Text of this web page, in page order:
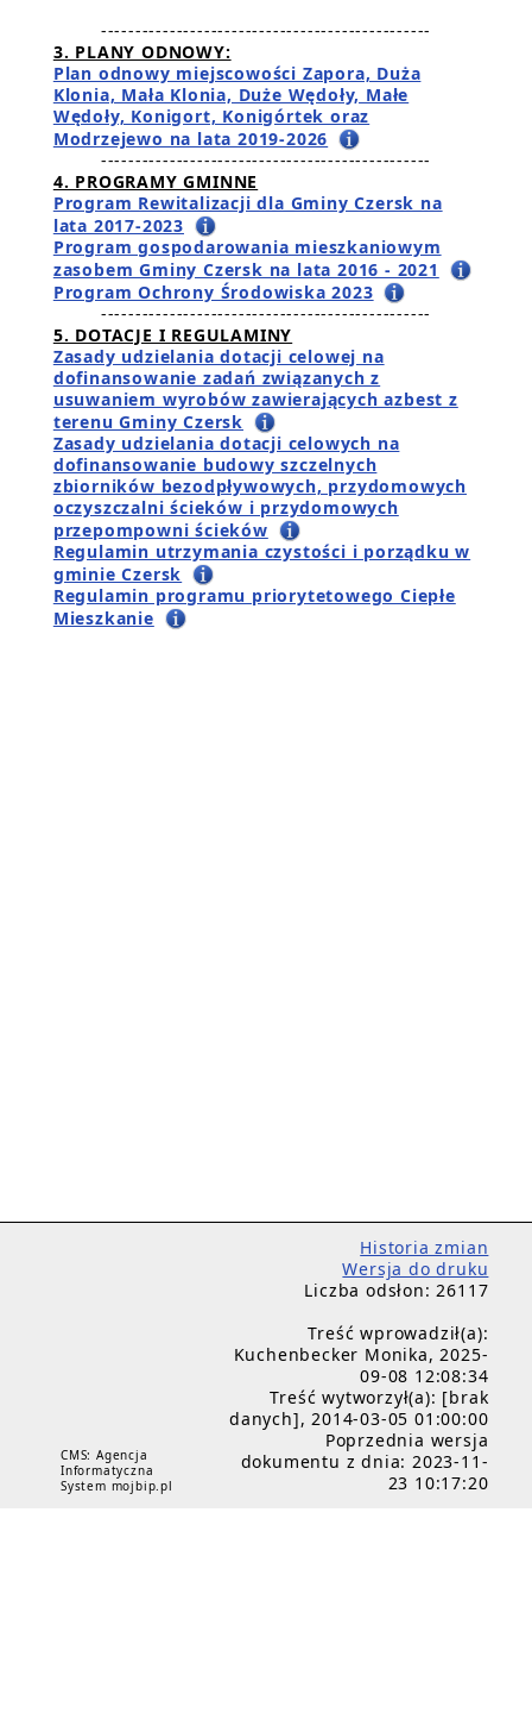
------------------------------------------------
3. PLANY ODNOWY:
Plan odnowy miejscowości Zapora, Duża
Klonia, Mała Klonia, Duże Wędoły, Małe
Wędoły, Konigort, Konigórtek oraz
Modrzejewo na lata 2019-2026
------------------------------------------------
4. PROGRAMY GMINNE
Program Rewitalizacji dla Gminy Czersk na
lata 2017-2023
Program gospodarowania mieszkaniowym
zasobem Gminy Czersk na lata 2016 - 2021
Program Ochrony Środowiska 2023
------------------------------------------------
5. DOTACJE I REGULAMINY
Zasady udzielania dotacji celowej na
dofinansowanie zadań związanych z
usuwaniem wyrobów zawierających azbest z
terenu Gminy Czersk
Zasady udzielania dotacji celowych na
dofinansowanie budowy szczelnych
zbiorników bezodpływowych, przydomowych
oczyszczalni ścieków i przydomowych
przepompowni ścieków
Regulamin utrzymania czystości i porządku w
gminie Czersk
Regulamin programu priorytetowego Ciepłe
Mieszkanie
CMS: Agencja
Informatyczna
System mojbip.pl
Historia zmian
Wersja do druku
Liczba odsłon: 26117
Treść wprowadził(a):
Kuchenbecker Monika, 2025-
09-08 12:08:34
Treść wytworzył(a): [brak
danych], 2014-03-05 01:00:00
Poprzednia wersja
dokumentu z dnia: 2023-11-
23 10:17:20